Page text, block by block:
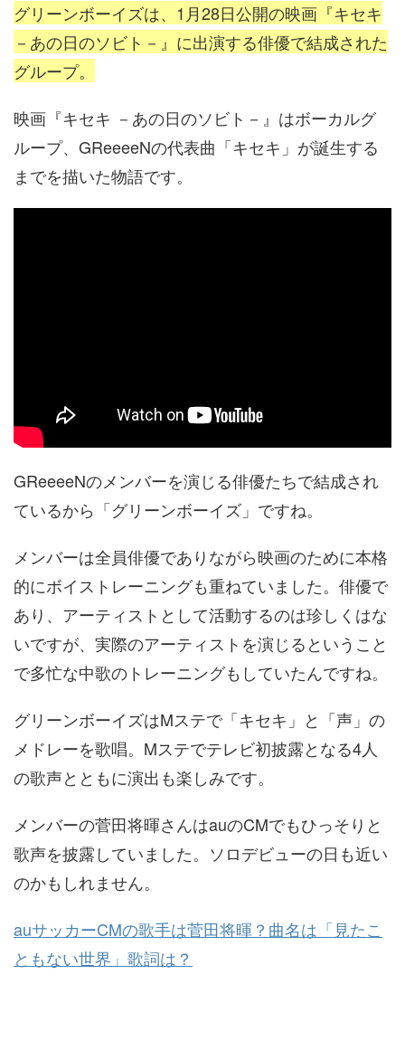
グリーンボーイズは、1月28日公開の映画『キセキ
－あの日のソビト－』に出演する俳優で結成された
グループ。
映画『キセキ －あの日のソビト－』はボーカルグ
ループ、GReeeeNの代表曲「キセキ」が誕生する
までを描いた物語です。
GReeeeNのメンバーを演じる俳優たちで結成され
ているから「グリーンボーイズ」ですね。
メンバーは全員俳優でありながら映画のために本格
的にボイストレーニングも重ねていました。俳優で
あり、アーティストとして活動するのは珍しくはな
いですが、実際のアーティストを演じるということ
で多忙な中歌のトレーニングもしていたんですね。
グリーンボーイズはMステで「キセキ」と「声」の
メドレーを歌唱。Mステでテレビ初披露となる4人
の歌声とともに演出も楽しみです。
メンバーの菅田将暉さんはauのCMでもひっそりと
歌声を披露していました。ソロデビューの日も近い
のかもしれません。
auサッカーCMの歌手は菅田将暉？曲名は「見たこ
ともない世界」歌詞は？